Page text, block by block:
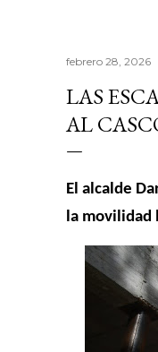
febrero 28, 2026
LAS
AL
El alcalde
la movilidad